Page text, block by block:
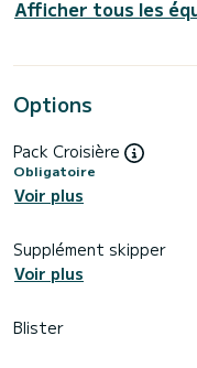
Afficher tous les
Options
Pack Croisière
Obligatoire
Voir plus
Supplément skipper
Voir plus
Blister